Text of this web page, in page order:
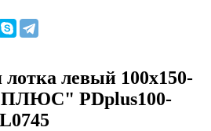
левый 100х150-
PDplus100-